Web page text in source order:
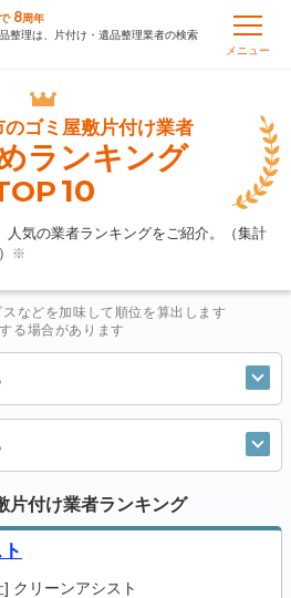
8周年
整理は、片付け・遺品整理業者の検索
メニュー
のゴミ屋敷片付け業者
ランキング
10
人気の業者ランキングをご紹介。（集計
） ※
などを加味して順位を算出します
る場合があります
片付け業者ランキング
] クリーンアシスト